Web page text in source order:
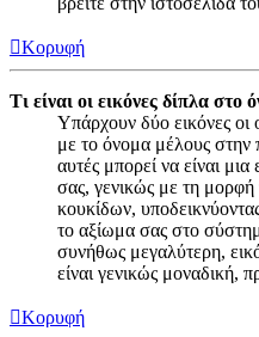
Κορυφή
Τι είναι οι εικόνες δίπλα
Υπάρχουν δύο εικόνες οι
με το όνομα μέλους
αυτές μπορεί να είναι
σας, γενικώς με τη
κουκίδων,
το αξίωμα σας στο
συνήθως μεγαλύτερη,
είναι γενικώς μοναδική,
Κορυφή